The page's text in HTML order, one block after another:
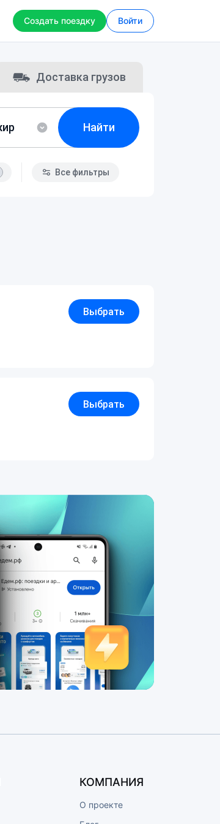
Создать поездку Войти
Доставка грузов
Найти
Все фильтры
Выбрать
Выбрать
КОМПАНИЯ
О проекте